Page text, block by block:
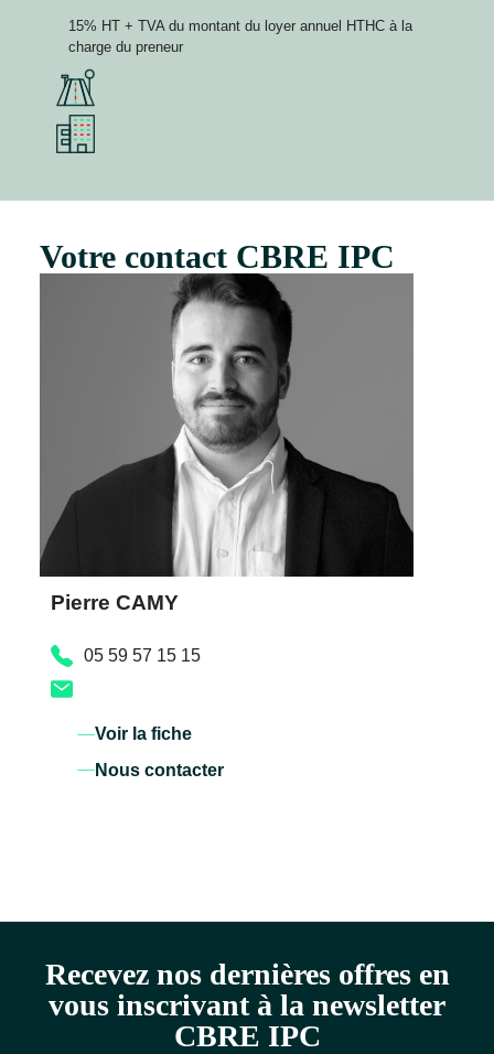
15% HT + TVA du montant du loyer annuel HTHC à la
charge du preneur
Votre contact CBRE IPC
Pierre CAMY
05 59 57 15 15
Voir la fiche
Nous contacter
Recevez nos dernières offres en
vous inscrivant à la newsletter
CBRE IPC